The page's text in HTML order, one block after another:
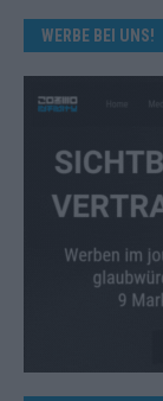
WERBE BEI UNS!